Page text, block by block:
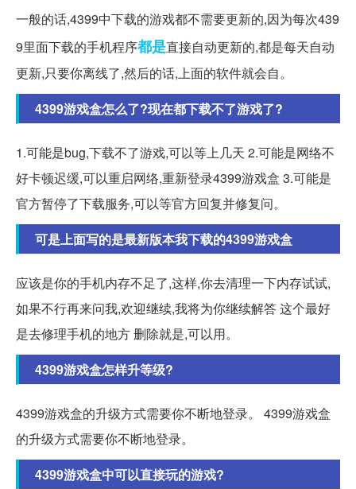
一般的话,4399中下载的游戏都不需要更新的,因为每次439
9里面下载的手机程序都是直接自动更新的,都是每天自动
更新,只要你离线了,然后的话,上面的软件就会自。
4399游戏盒怎么了?现在都下载不了游戏了?
1.可能是bug,下载不了游戏,可以等上几天 2.可能是网络不
好卡顿迟缓,可以重启网络,重新登录4399游戏盒 3.可能是
官方暂停了下载服务,可以等官方回复并修复问。
可是上面写的是最新版本我下载的4399游戏盒
应该是你的手机内存不足了,这样,你去清理一下内存试试,
如果不行再来问我,欢迎继续,我将为你继续解答 这个最好
是去修理手机的地方 删除就是,可以用。
4399游戏盒怎样升等级?
4399游戏盒的升级方式需要你不断地登录。 4399游戏盒
的升级方式需要你不断地登录。
4399游戏盒中可以直接玩的游戏?